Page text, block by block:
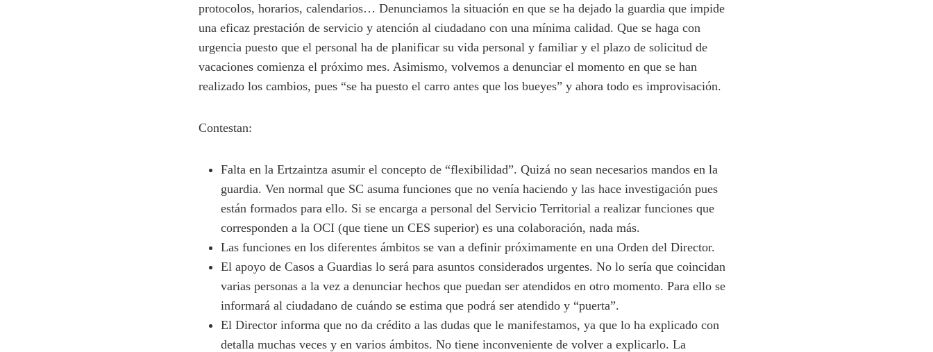
protocolos, horarios, calendarios… Denunciamos la situación en que se ha dejado la guardia que impide
una eficaz prestación de servicio y atención al ciudadano con una mínima calidad. Que se haga con
urgencia puesto que el personal ha de planificar su vida personal y familiar y el plazo de solicitud de
vacaciones comienza el próximo mes. Asimismo, volvemos a denunciar el momento en que se han
realizado los cambios, pues “se ha puesto el carro antes que los bueyes” y ahora todo es improvisación.
Contestan:
Falta en la Ertzaintza asumir el concepto de “flexibilidad”. Quizá no sean necesarios mandos en la
guardia. Ven normal que SC asuma funciones que no venía haciendo y las hace investigación pues
están formados para ello. Si se encarga a personal del Servicio Territorial a realizar funciones que
corresponden a la OCI (que tiene un CES superior) es una colaboración, nada más.
Las funciones en los diferentes ámbitos se van a definir próximamente en una Orden del Director.
El apoyo de Casos a Guardias lo será para asuntos considerados urgentes. No lo sería que coincidan
varias personas a la vez a denunciar hechos que puedan ser atendidos en otro momento. Para ello se
informará al ciudadano de cuándo se estima que podrá ser atendido y “puerta”.
El Director informa que no da crédito a las dudas que le manifestamos, ya que lo ha explicado con
detalla muchas veces y en varios ámbitos. No tiene inconveniente de volver a explicarlo. La